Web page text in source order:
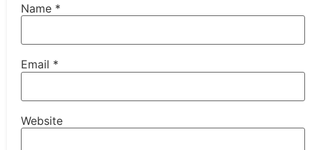
Name *
Email *
Website